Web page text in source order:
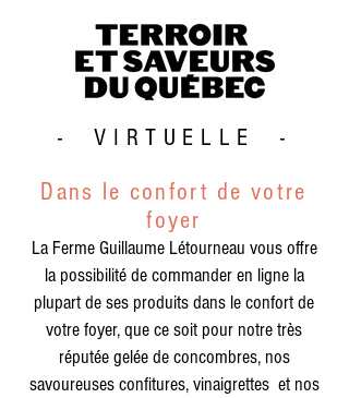
- VIRTUELLE -
Dans le confort de votre
foyer
La Ferme Guillaume Létourneau vous offre
la possibilité de commander en ligne la
plupart de ses produits dans le confort de
votre foyer, que ce soit pour notre très
réputée gelée de concombres, nos
savoureuses confitures, vinaigrettes et nos